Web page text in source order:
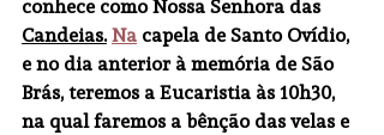
conhece como Nossa Senhora das
Candeias.Na capela de Santo Ovídio,
e no dia anterior à memória de São
Brás, teremos a Eucaristia às 10h30,
na qual faremos a bênção das velas e